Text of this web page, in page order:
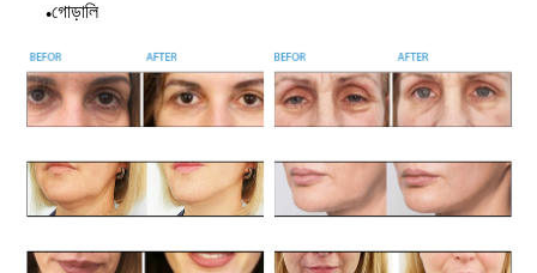
●গোড়ালি